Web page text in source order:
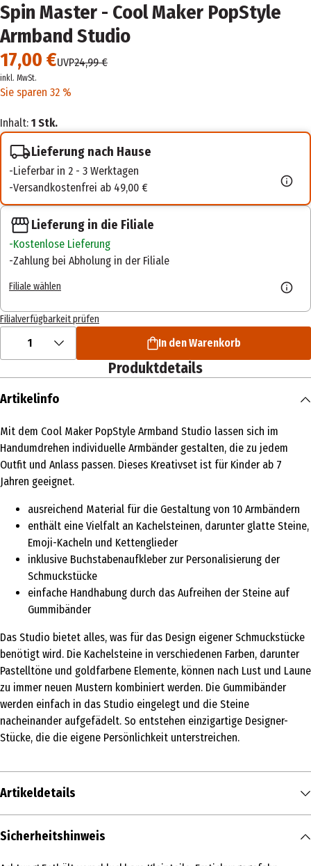
Spin Master - Cool Maker PopStyle
Armband Studio
17,00 €UVP24,99 €
inkl. MwSt.
Sie sparen 32 %
Inhalt: 1 Stk.
Lieferung nach Hause
Lieferbar in 2 - 3 Werktagen
Versandkostenfrei ab 49,00 €
Lieferung in die Filiale
Kostenlose Lieferung
Zahlung bei Abholung in der Filiale
Filiale wählen
Filialverfügbarkeit prüfen
1 In den Warenkorb
Produktdetails
Artikelinfo
Mit dem Cool Maker PopStyle Armband Studio lassen sich im
Handumdrehen individuelle Armbänder gestalten, die zu jedem
Outfit und Anlass passen. Dieses Kreativset ist für Kinder ab 7
Jahren geeignet.
ausreichend Material für die Gestaltung von 10 Armbändern
enthält eine Vielfalt an Kachelsteinen, darunter glatte Steine,
Emoji-Kacheln und Kettenglieder
inklusive Buchstabenaufkleber zur Personalisierung der
Schmuckstücke
einfache Handhabung durch das Aufreihen der Steine auf
Gummibänder
Das Studio bietet alles, was für das Design eigener Schmuckstücke
benötigt wird. Die Kachelsteine in verschiedenen Farben, darunter
Pastelltöne und goldfarbene Elemente, können nach Lust und Laune
zu immer neuen Mustern kombiniert werden. Die Gummibänder
werden einfach in das Studio eingelegt und die Steine
nacheinander aufgefädelt. So entstehen einzigartige Designer-
Stücke, die die eigene Persönlichkeit unterstreichen.
Artikeldetails
Inhalt
Sicherheitshinweis